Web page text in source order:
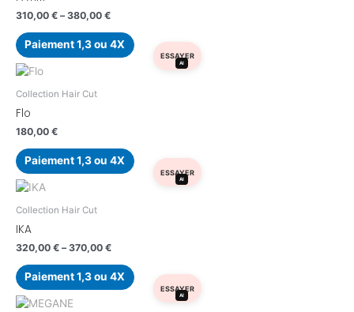
310,00 € –380,00 €
Paiement 1,3 ou 4X
AI
ESSAYER
Collection Hair Cut
Flo
180,00 €
Paiement 1,3 ou 4X
AI
ESSAYER
Collection Hair Cut
IKA
320,00 € –370,00 €
Paiement 1,3 ou 4X
AI
ESSAYER